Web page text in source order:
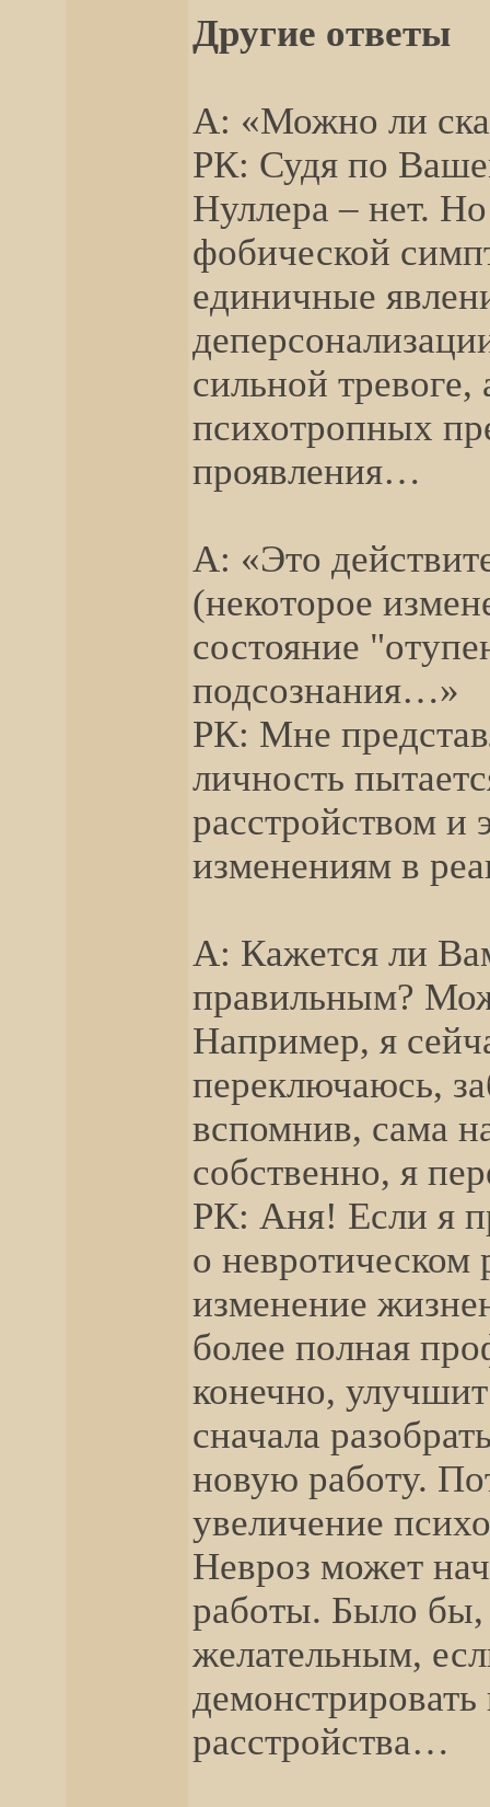
Другие ответы
А: «Можно ли
РК: Судя по
Нуллера – нет.
фобической
единичные
сильной
психотропных
проявления…
А: «Это
(некоторое
состояние
подсознания…»
РК: Мне
личность
расстройством и
изменениям в
А: Кажется ли
правильным?
Например, я
переключаюсь,
вспомнив, сама
собственно, я
РК: Аня! Если я
о невротическом
изменение
более полная
конечно,
сначала
новую работу.
увеличение
Невроз может
работы. Было бы,
желательным,
демонстрировать
расстройства…